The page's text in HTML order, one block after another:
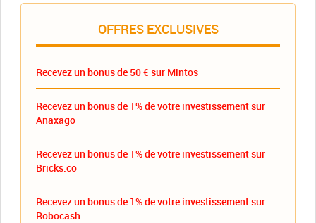
OFFRES EXCLUSIVES
Recevez un bonus de 50 € sur Mintos
Recevez un bonus de 1% de votre investissement sur
Anaxago
Recevez un bonus de 1% de votre investissement sur
Bricks.co
Recevez un bonus de 1% de votre investissement sur
Robocash